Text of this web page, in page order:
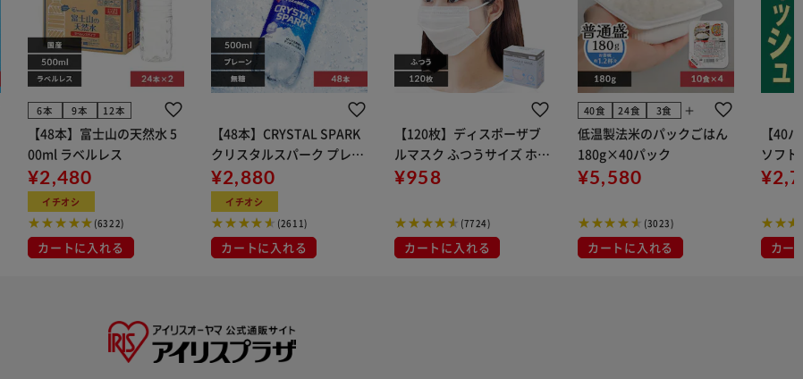
6本 9本 12本
【48本】富士山の天然水 5
00ml ラベルレス
¥2,480
イチオシ
(6322)
カートに入れる
【48本】CRYSTAL SPARK
クリスタルスパーク プレー
ン 500ml
¥2,880
イチオシ
(2611)
カートに入れる
【120枚】ディスポーザブ
ルマスク ふつうサイズ ホワ
イト 大容量 DISPOSABLE
布
¥958
(7724)
カートに入れる
40食 24食 3食 add
低温製法米のパックごはん
180g×40パック
¥5,580
(3023)
カートに入れる
【40
ソフ
組) 5
カー